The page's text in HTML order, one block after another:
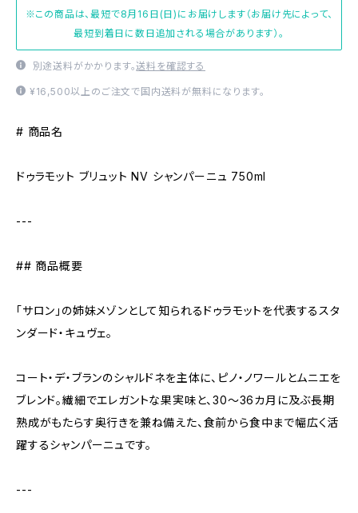
※この商品は、最短で8月16日(日)にお届けします（お届け先によって、
最短到着日に数日追加される場合があります）。
別途送料がかかります。送料を確認する
¥16,500以上のご注文で国内送料が無料になります。
# 商品名
ドゥラモット ブリュット NV シャンパーニュ 750ml
---
## 商品概要
「サロン」の姉妹メゾンとして知られるドゥラモットを代表するスタ
ンダード・キュヴェ。
コート・デ・ブランのシャルドネを主体に、ピノ・ノワールとムニエを
ブレンド。繊細でエレガントな果実味と、30〜36カ月に及ぶ長期
熟成がもたらす奥行きを兼ね備えた、食前から食中まで幅広く活
躍するシャンパーニュです。
---